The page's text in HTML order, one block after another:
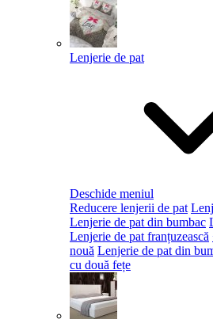
Lenjerie de pat
Deschide meniul
Reducere lenjerii de pat
Lenjerie de pat din bumbac
Lenjerie de pat franțuzească
nouă Lenjerie de pat din
cu două fețe